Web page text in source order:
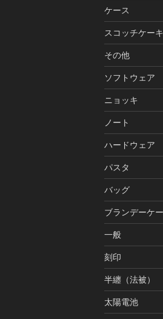
ケース
スコッチケーキ
その他
ソフトウェア
ニョッキ
ノート
ハードウェア
パスタ
バッグ
ブランデーケ
一般
刻印
半纏（法被）
太陽電池